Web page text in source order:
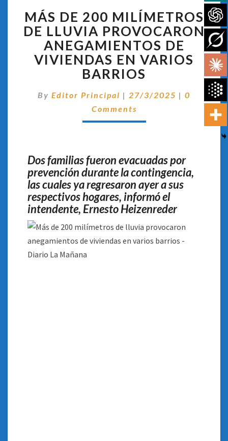
DE
200
MILÍMETROS
DE
LLUVIA
PROVOCARON
DE
VIVIENDAS
MÁS DE 200 MILÍMETROS
DE LLUVIA PROVOCARON
ANEGAMIENTOS DE
VIVIENDAS EN VARIOS
BARRIOS
By Editor Principal | 27/3/2025 | 0
Comments
Dos familias fueron evacuadas por
prevención durante la contingencia,
las cuales ya regresaron ayer a sus
respectivos hogares, informó el
intendente, Ernesto Heizenreder